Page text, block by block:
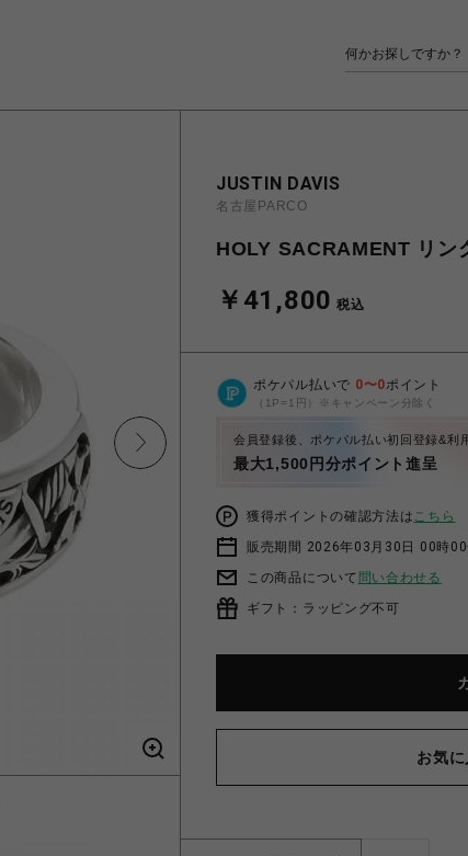
JUSTIN DAVIS
名古屋PARCO
HOLY SACRAMENT リン
￥41,800 税込
ポケパル払いで 0〜0ポイント
（1P=1円）※キャンペーン分除く
会員登録後、ポケパル払い初回登録&利
最大1,500円分ポイント進呈
獲得ポイントの確認方法はこちら
販売期間 2026年03月30日 00時
この商品について 問い合わせる
ギフト：ラッピング不可
お気